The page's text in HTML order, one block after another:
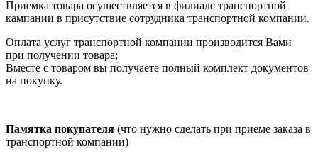
Приемка товара осуществляется в филиале транспортной
кампании в присутствие сотрудника транспортной компании.
Оплата услуг транспортной компании производится Вами
при получении товара;
Вместе с товаром вы получаете полный комплект документов
на покупку.
Памятка покупателя (что нужно сделать при приеме заказа в
транспортной компании)